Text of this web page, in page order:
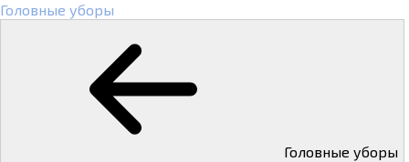
Головные уборы
Головные уборы